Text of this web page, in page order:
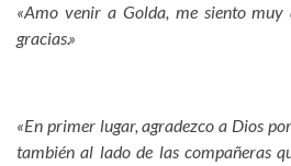
«Amo venir a Golda, me siento
gracias.»
«En primer lugar, agradezco a Dios
también al lado de las compañeras